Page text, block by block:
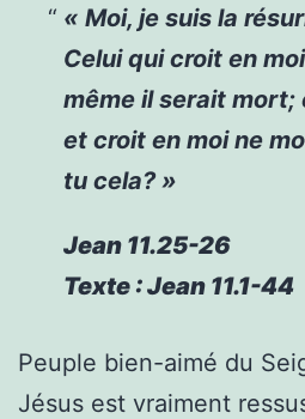
« Moi, je suis la
Celui qui croit en
même il serait
et croit en moi ne
tu cela? »
Jean 11.25-26
Texte : Jean 11.1-44
Peuple bien-aimé du
Jésus est vraiment